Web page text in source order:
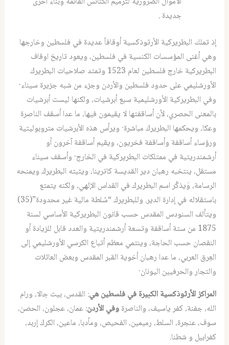
جديدة .
إذ تملك البطريركية الأرثوذكسية أوقافاً عديدة في فلسطين وخارجها
وهي أغنى المؤسسات الكنسية في فلسطين، ويعود تاريخ اوقاف
البطريركية خارج فلسطين لعام 1523 وتمتد صلاحيات البطريرك
الأورشليمي على حدود فلسطين والأردن وجزء من شبه جزيرة سيناء·
وفي البطريركية الأورشليمية سبع أبرشيات، ولكنها ليست أبرشيات
بالمعنى الحصري، لأن أساقفتها لا يقيمون فيها، ما عدا أسقف الناصرة
وعكا، ويحكمها البطريرك مباشرة· ويرأس هذه الأبرشيات متروبوليتية
ورؤساء أساقفة وأساقفة فخريون، ويقيم أساقفة آخرون أو
أرشمندريتية في ممتلكات البطريركية في الخارج· وأسقف سيناء
مستقل، ينتخبه رهبان دير القديسة كاترينا، ويثبته البطريرك ويمنحه
الرسامة، وَيذكُر اسم البطريرك في القداس الإلهي، ولكنه يتمتع
باستقلاله في إدارة الدير. وللبطريرك “سُلطة مالية غير محدودة”(35)
ويتألف السنودس المقدس حسب قانون البطريركية الأساسي لسنة
1875 من ستة أساقفة وتسعة أرشمندريتية والعدد قابل للزيادة أو
النقصان حسب الحاجة، وينتمي معظم أتباع الكرسي الأورشليمي إلى
العِرق العربي، ما عدا رهبان أخوية القبر المقدس وبعض العائلات
والتجار والحرفيين اليونان·
المراكز الأرثوذكسية الكبيرة في فلسطين هي: القدس، بيت جالا، ورام
الله، جفنة، كفر ياسيف، والناصرةوفي الأردن: عمان، عجلون، الحصن،
سوف، عنجرة، السلط، رميمين، الفحيص، ومأدبا، ماعين، الكرك إربد،
كفرابيل و شطنا.